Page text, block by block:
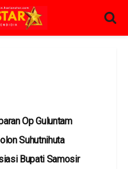
Op Guluntam
Suhutnihuta
Bupati Samosir